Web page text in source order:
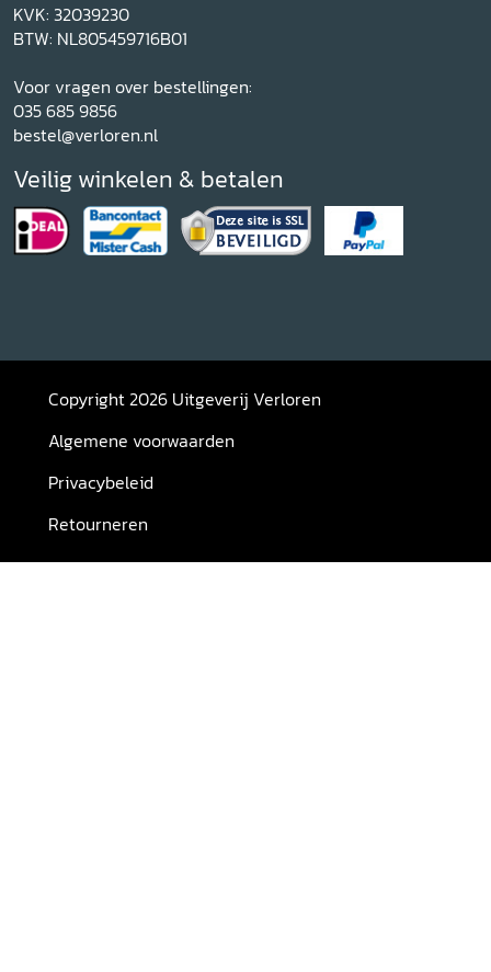
KVK: 32039230
BTW: NL805459716B01
Voor vragen over bestellingen:
035 685 9856
bestel@verloren.nl
Veilig winkelen & betalen
Copyright 2026 Uitgeverij Verloren
Algemene voorwaarden
Privacybeleid
Retourneren